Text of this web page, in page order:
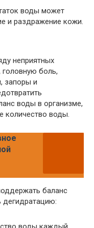
воды может
и раздражение кожи.
неприятных
боль,
запоры и
воды в организме,
количество воды.
баланс
дегидратацию: